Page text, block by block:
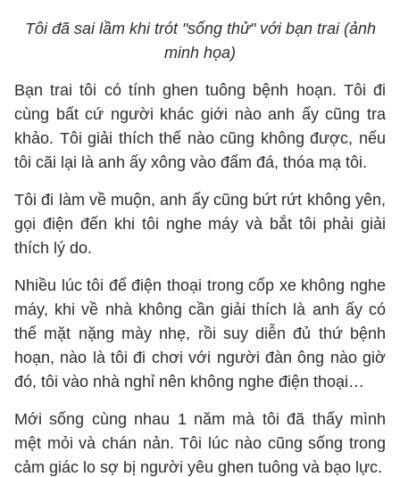
Tôi đã sai lầm khi trót "sống thử" với bạn trai (ảnh
minh họa)
Bạn trai tôi có tính ghen tuông bệnh hoạn. Tôi đi
cùng bất cứ người khác giới nào anh ấy cũng tra
khảo. Tôi giải thích thế nào cũng không được, nếu
tôi cãi lại là anh ấy xông vào đấm đá, thóa mạ tôi.
Tôi đi làm về muộn, anh ấy cũng bứt rứt không yên,
gọi điện đến khi tôi nghe máy và bắt tôi phải giải
thích lý do.
Nhiều lúc tôi để điện thoại trong cốp xe không nghe
máy, khi về nhà không cần giải thích là anh ấy có
thể mặt nặng mày nhẹ, rồi suy diễn đủ thứ bệnh
hoạn, nào là tôi đi chơi với người đàn ông nào giờ
đó, tôi vào nhà nghỉ nên không nghe điện thoại…
Mới sống cùng nhau 1 năm mà tôi đã thấy mình
mệt mỏi và chán nản. Tôi lúc nào cũng sống trong
cảm giác lo sợ bị người yêu ghen tuông và bạo lực.